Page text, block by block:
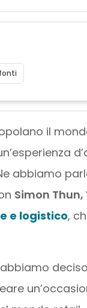
il
abbiamo
Simon
e logistico,